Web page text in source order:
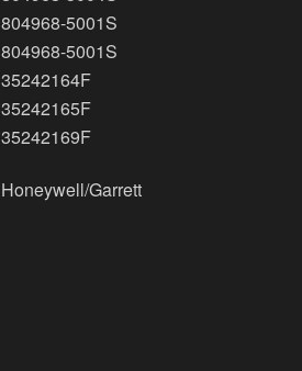
804968-5001S
804968-5001S
35242164F
35242165F
35242169F
Honeywell/Garrett